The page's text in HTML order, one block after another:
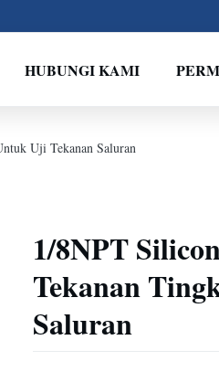
HUBUNGI KAMI
Uji Tekanan Saluran
1/8NPT
Tekanan
Saluran